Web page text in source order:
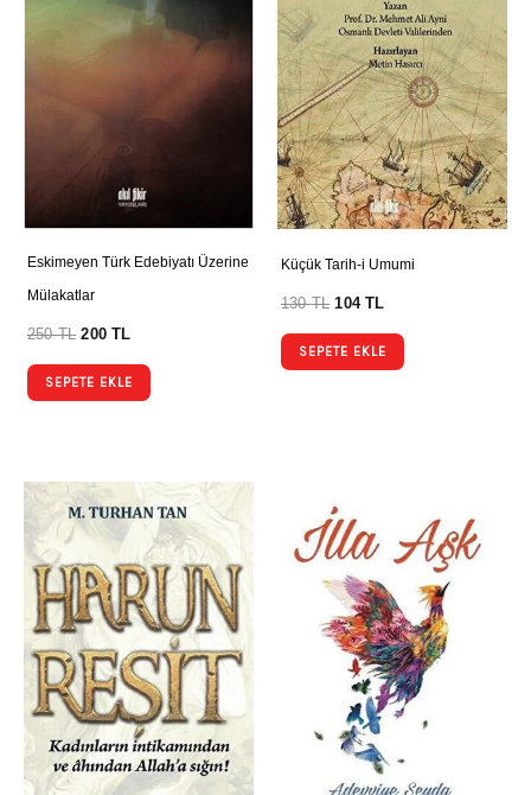
Eskimeyen Türk Edebiyatı Üzerine
Mülakatlar
250TL 200TL
SEPETE EKLE
Küçük Tarih-i Umumi
130TL 104TL
SEPETE EKLE